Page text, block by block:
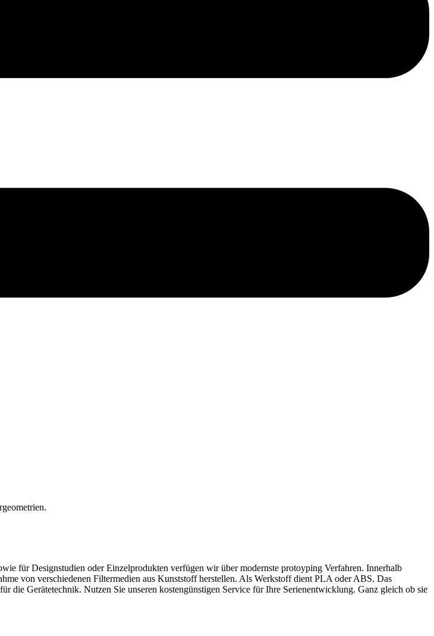
für Designstudien oder Einzelprodukten verfügen wir über modernste protoyping Verfahren. Innerhalb
von verschiedenen Filtermedien aus Kunststoff herstellen. Als Werkstoff dient PLA oder ABS. Das
die Gerätetechnik. Nutzen Sie unseren kostengünstigen Service für Ihre Serienentwicklung. Ganz gleich ob sie